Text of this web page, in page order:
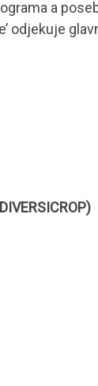
a
odjekuje